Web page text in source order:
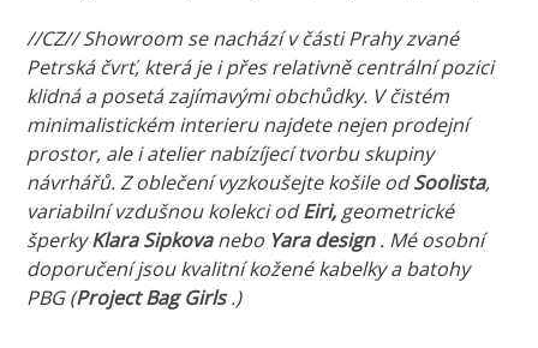
//CZ// Showroom se nachází v části Prahy zvané
Petrská čvrť, která je i přes relativně centrální pozici
klidná a posetá zajímavými obchůdky. V čistém
minimalistickém interieru najdete nejen prodejní
prostor, ale i atelier nabízíjecí tvorbu skupiny
návrhářů. Z oblečení vyzkoušejte košile odSoolista,
variabilní vzdušnou kolekci odEiri, geometrické
šperkyKlara Sipkovanebo Yara design. Mé osobní
doporučení jsou kvalitní kožené kabelky a batohy
PBG (Project Bag Girls.)